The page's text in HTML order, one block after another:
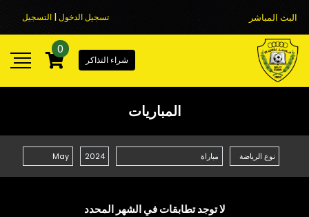
البث المباشر تسجيل الدخول | التسجيل
شراء التذاكر
0
المباريات
لا توجد تطابقات في الشهر المحدد